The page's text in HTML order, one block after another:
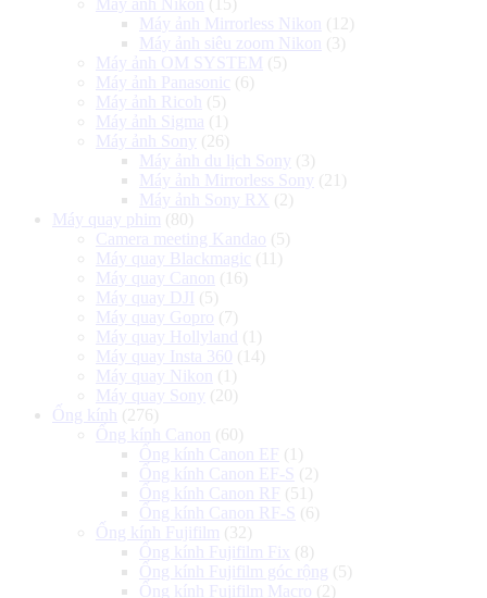
Máy ảnh Nikon
(15)
Máy ảnh Mirrorless Nikon
(12)
Máy ảnh siêu zoom Nikon
(3)
Máy ảnh OM SYSTEM (5)
Máy ảnh Panasonic (6)
Máy ảnh Ricoh
(5)
Máy ảnh Sigma (1)
Máy ảnh Sony (26)
Máy ảnh du lịch Sony (3)
Máy ảnh Mirrorless Sony (21)
Máy ảnh Sony RX (2)
Máy quay phim (80)
Camera meeting Kandao (5)
Máy quay Blackmagic (11)
Máy quay Canon
(16)
Máy quay DJI (5)
Máy quay Gopro (7)
Máy quay Hollyland
(1)
Máy quay Insta 360 (14)
Máy quay Nikon
(1)
Máy quay Sony (20)
Ống kính
(276)
Ống kính Canon
(60)
Ống kính Canon EF
(1)
Ống kính Canon EF-S (2)
Ống kính Canon RF
(51)
Ống kính Canon RF-S (6)
Ống kính Fujifilm (32)
Ống kính Fujifilm Fix (8)
Ống kính Fujifilm góc rộng (5)
Ống kính Fujifilm Macro (2)